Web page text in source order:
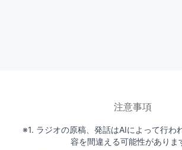
注意事項
※1. ラジオの原稿、発話はAIによって行わ
容を間違える可能性がありま